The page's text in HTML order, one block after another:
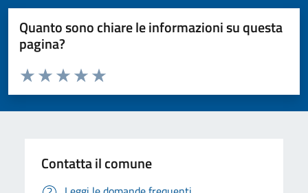
Quanto sono chiare le informazioni su questa
pagina?
Valuta da 1 a 5 stelle la pagina
Valuta 5 stelle su 5
Valuta 4 stelle su 5
Valuta 3 stelle su 5
Valuta 2 stelle su 5
Valuta 1 stelle su 5
Contatta il comune